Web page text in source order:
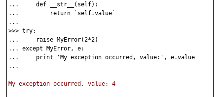
...     def __str__(self):
...         return `self.value`
...
>>> try:
...     raise MyError(2*2)
... except MyError, e:
...     print 'My exception occurred, value:', e.value
...
My exception occurred, value: 4